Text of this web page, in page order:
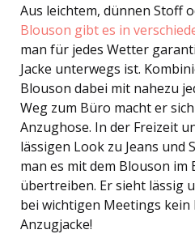
Aus leichtem, dünnen Stoff
Blouson gibt es in
man für jedes Wetter
Jacke unterwegs ist.
Blouson dabei mit nahezu
Weg zum Büro macht er
Anzughose. In der Freizeit
lässigen Look zu Jeans und
man es mit dem Blouson im
übertreiben. Er sieht lässig
bei wichtigen Meetings kein
Anzugjacke!